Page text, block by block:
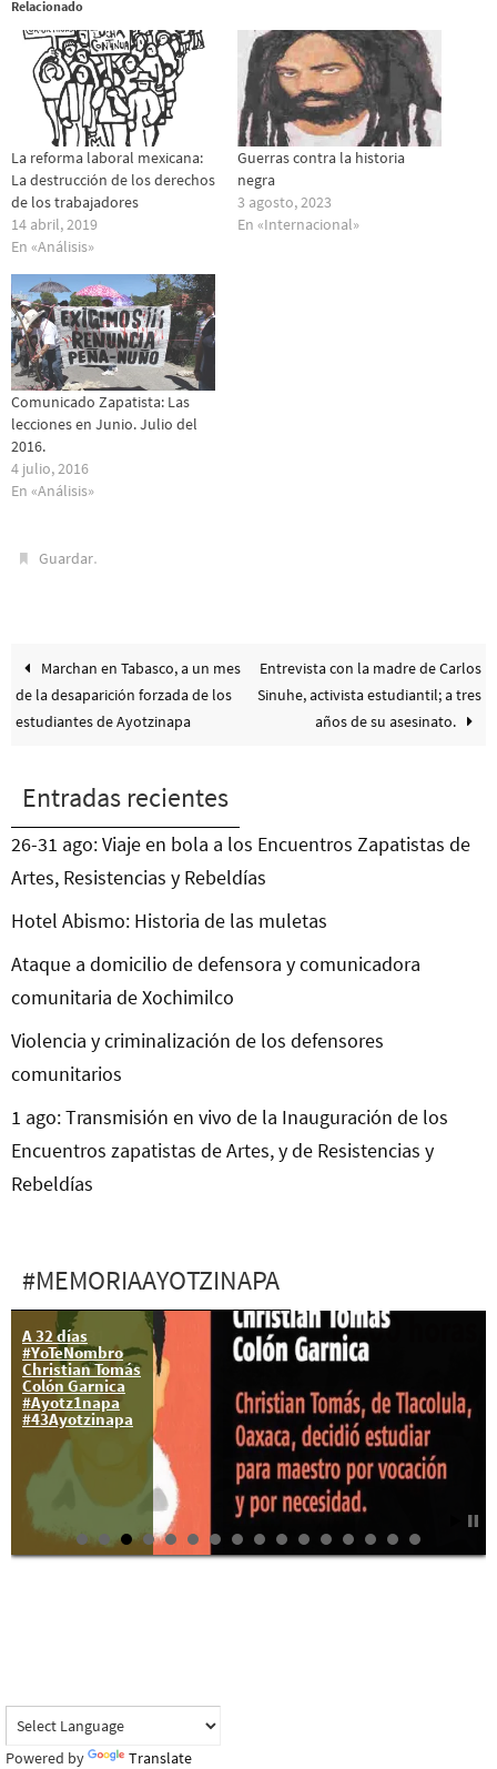
Relacionado
La reforma laboral mexicana:
La destrucción de los derechos
de los trabajadores
14 abril, 2019
En «Análisis»
Guerras contra la historia
negra
3 agosto, 2023
En «Internacional»
Comunicado Zapatista: Las
lecciones en Junio. Julio del
2016.
4 julio, 2016
En «Análisis»
Guardar.
Marchan en Tabasco, a un mes
de la desaparición forzada de los
estudiantes de Ayotzinapa
Entrevista con la madre de Carlos
Sinuhe, activista estudiantil; a tres
años de su asesinato.
Entradas recientes
26-31 ago: Viaje en bola a los Encuentros Zapatistas de
Artes, Resistencias y Rebeldías
Hotel Abismo: Historia de las muletas
Ataque a domicilio de defensora y comunicadora
comunitaria de Xochimilco
Violencia y criminalización de los defensores
comunitarios
1 ago: Transmisión en vivo de la Inauguración de los
Encuentros zapatistas de Artes, y de Resistencias y
Rebeldías
#MEMORIAAYOTZINAPA
A 32 días
#YoTeNombro
Christian Tomás
Colón Garnica
#Ayotz1napa
#43Ayotzinapa
26 ago: 131
Acción Global
por Ayotzinapa
Powered by Translate